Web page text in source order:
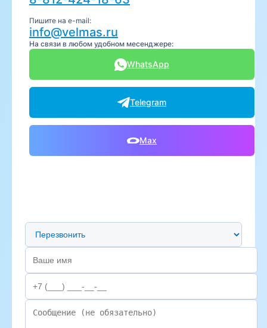
Пишите на e-mail:
info@velmas.ru
На связи в любом удобном месенджере:
WhatsApp
Telegram
Max
Предпочтительный способ связи